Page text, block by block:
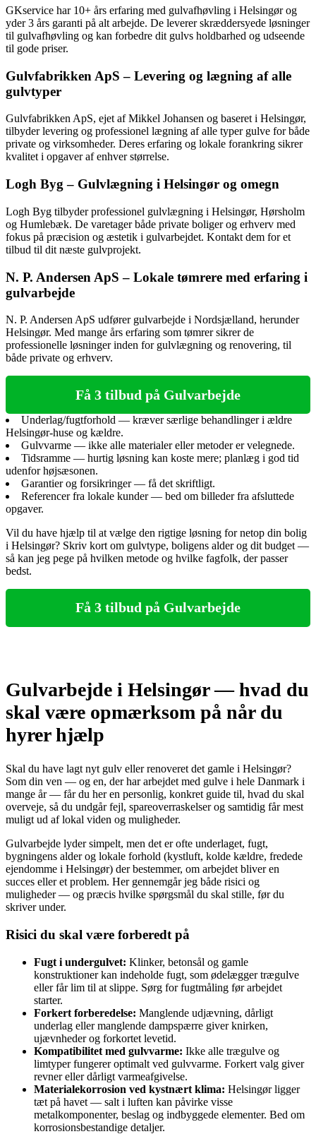
GKservice har 10+ års erfaring med gulvafhøvling i Helsingør og
yder 3 års garanti på alt arbejde. De leverer skræddersyede løsninger
til gulvafhøvling og kan forbedre dit gulvs holdbarhed og udseende
til gode priser.
Gulvfabrikken ApS – Levering og lægning af alle
gulvtyper
Gulvfabrikken ApS, ejet af Mikkel Johansen og baseret i Helsingør,
tilbyder levering og professionel lægning af alle typer gulve for både
private og virksomheder. Deres erfaring og lokale forankring sikrer
kvalitet i opgaver af enhver størrelse.
Logh Byg – Gulvlægning i Helsingør og omegn
Logh Byg tilbyder professionel gulvlægning i Helsingør, Hørsholm
og Humlebæk. De varetager både private boliger og erhverv med
fokus på præcision og æstetik i gulvarbejdet. Kontakt dem for et
tilbud til dit næste gulvprojekt.
N. P. Andersen ApS – Lokale tømrere med erfaring i
gulvarbejde
N. P. Andersen ApS udfører gulvarbejde i Nordsjælland, herunder
Helsingør. Med mange års erfaring som tømrer sikrer de
professionelle løsninger inden for gulvlægning og renovering, til
både private og erhverv.
Få 3 tilbud på Gulvarbejde
Underlag/fugtforhold — kræver særlige behandlinger i ældre
Helsingør‑huse og kældre.
Gulvvarme — ikke alle materialer eller metoder er velegnede.
Tidsramme — hurtig løsning kan koste mere; planlæg i god tid
udenfor højsæsonen.
Garantier og forsikringer — få det skriftligt.
Referencer fra lokale kunder — bed om billeder fra afsluttede
opgaver.
Vil du have hjælp til at vælge den rigtige løsning for netop din bolig
i Helsingør? Skriv kort om gulvtype, boligens alder og dit budget —
så kan jeg pege på hvilken metode og hvilke fagfolk, der passer
bedst.
Få 3 tilbud på Gulvarbejde
Gulvarbejde i Helsingør — hvad du
skal være opmærksom på når du
hyrer hjælp
Skal du have lagt nyt gulv eller renoveret det gamle i Helsingør?
Som din ven — og en, der har arbejdet med gulve i hele Danmark i
mange år — får du her en personlig, konkret guide til, hvad du skal
overveje, så du undgår fejl, spare­overraskelser og samtidig får mest
muligt ud af lokal viden og muligheder.
Gulvarbejde lyder simpelt, men det er ofte underlaget, fugt,
bygningens alder og lokale forhold (kystluft, kolde kældre, fredede
ejendomme i Helsingør) der bestemmer, om arbejdet bliver en
succes eller et problem. Her gennemgår jeg både risici og
muligheder — og præcis hvilke spørgsmål du skal stille, før du
skriver under.
Risici du skal være forberedt på
Fugt i undergulvet: Klinker, betonsål og gamle
konstruktioner kan indeholde fugt, som ødelægger trægulve
eller får lim til at slippe. Sørg for fugtmåling før arbejdet
starter.
Forkert forberedelse: Manglende udjævning, dårligt
underlag eller manglende dampspærre giver knirken,
ujævnheder og forkortet levetid.
Kompatibilitet med gulvvarme: Ikke alle trægulve og
limtyper fungerer optimalt ved gulvvarme. Forkert valg giver
revner eller dårligt varmeafgivelse.
Materialekorrosion ved kystnært klima: Helsingør ligger
tæt på havet — salt i luften kan påvirke visse
metalkomponenter, beslag og indbyggede elementer. Bed om
korrosionsbestandige detaljer.